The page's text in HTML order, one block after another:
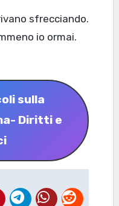
sfrecciando.
io ormai.
sulla
Diritti e